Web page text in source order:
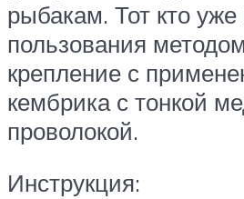
рыбакам. Тот кто
пользования
крепление с
кембрика с тонкой
проволокой.
Инструкция: